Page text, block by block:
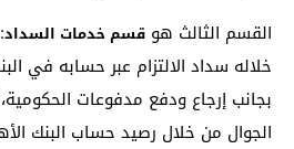
القسم الثالث هو قسم خدمات السداد
خلاله سداد الالتزام عبر حسابه في
بجانب إرجاع ودفع مدفوعات
الجوال من خلال رصيد حساب البنك